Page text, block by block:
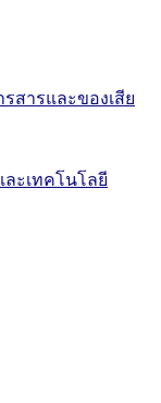
สารและของเสีย
ะเทคโนโลยี